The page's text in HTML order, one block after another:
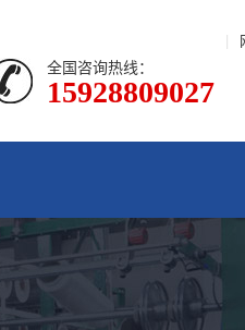
|
全国咨询热线：
15928809027